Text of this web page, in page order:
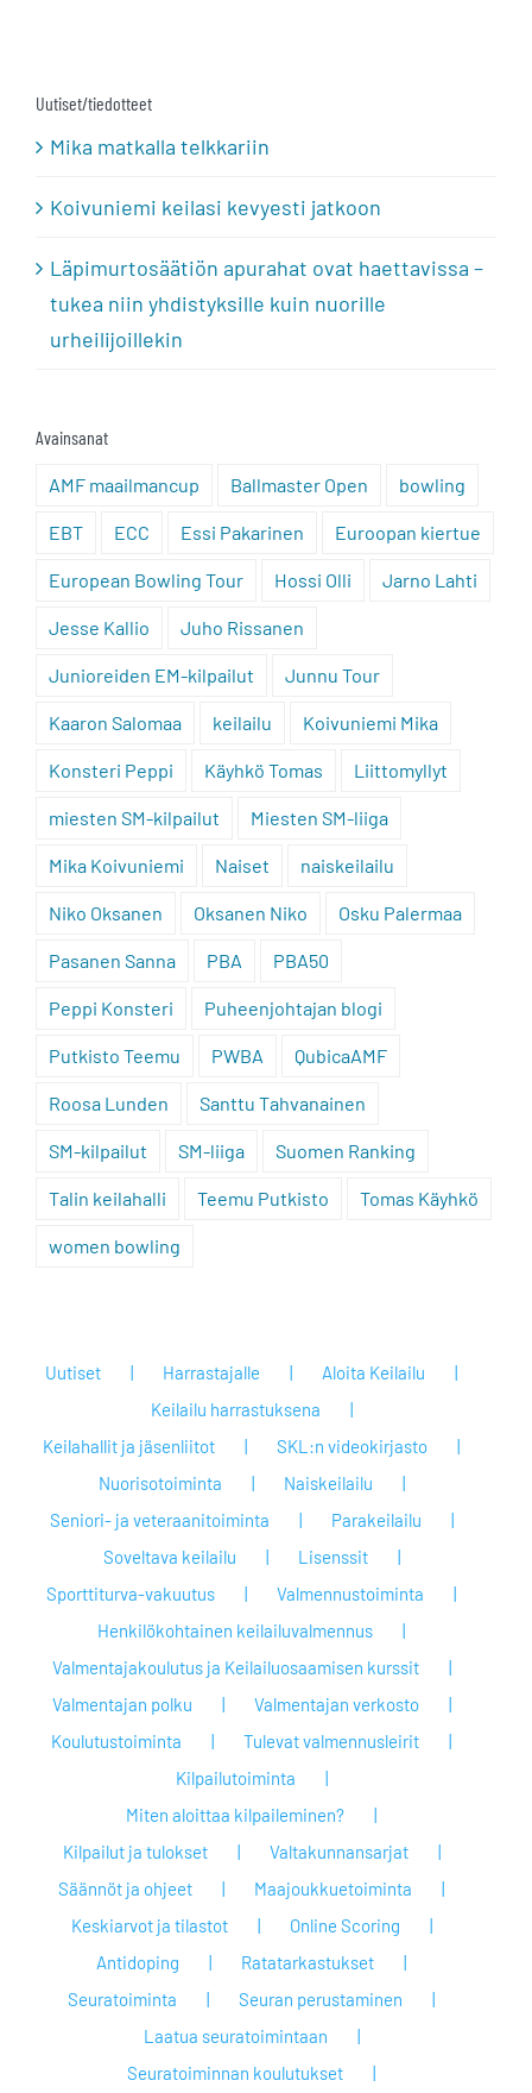
Uutiset/tiedotteet
Mika matkalla telkkariin
Koivuniemi keilasi kevyesti jatkoon
Läpimurtosäätiön apurahat ovat haettavissa –
tukea niin yhdistyksille kuin nuorille
urheilijoillekin
Avainsanat
AMF maailmancup Ballmaster Open bowling
EBT ECC Essi Pakarinen Euroopan kiertue
European Bowling Tour Hossi Olli Jarno Lahti
Jesse Kallio Juho Rissanen
Junioreiden EM-kilpailut Junnu Tour
Kaaron Salomaa keilailu Koivuniemi Mika
Konsteri Peppi Käyhkö Tomas Liittomyllyt
miesten SM-kilpailut Miesten SM-liiga
Mika Koivuniemi Naiset naiskeilailu
Niko Oksanen Oksanen Niko Osku Palermaa
Pasanen Sanna PBA PBA50
Peppi Konsteri Puheenjohtajan blogi
Putkisto Teemu PWBA QubicaAMF
Roosa Lunden Santtu Tahvanainen
SM-kilpailut SM-liiga Suomen Ranking
Talin keilahalli Teemu Putkisto Tomas Käyhkö
women bowling
Uutiset Harrastajalle
Aloita Keilailu
Keilailu harrastuksena
Keilahallit ja jäsenliitot
SKL:n videokirjasto
Nuorisotoiminta
Naiskeilailu
Seniori- ja veteraanitoiminta
Parakeilailu
Soveltava keilailu
Lisenssit
Sporttiturva-vakuutus
Valmennustoiminta
Henkilökohtainen keilailuvalmennus
Valmentajakoulutus ja Keilailuosaamisen kurssit
Valmentajan polku
Valmentajan verkosto
Koulutustoiminta
Tulevat valmennusleirit
Kilpailutoiminta
Miten aloittaa kilpaileminen?
Kilpailut ja tulokset
Valtakunnansarjat
Säännöt ja ohjeet
Maajoukkuetoiminta
Keskiarvot ja tilastot
Online Scoring
Antidoping
Ratatarkastukset
Seuratoiminta
Seuran perustaminen
Laatua seuratoimintaan
Seuratoiminnan koulutukset